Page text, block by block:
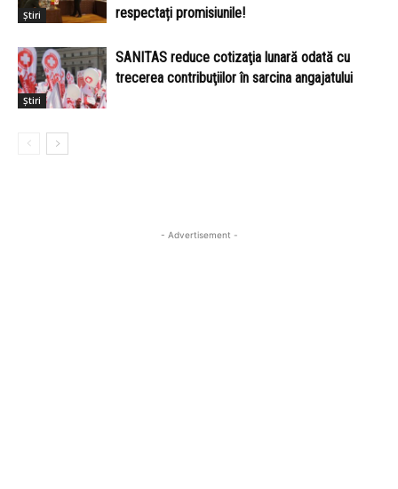
Știri
respectați promisiunile!
Știri
SANITAS reduce cotizaţia lunară odată cu
trecerea contribuţiilor în sarcina angajatului
- Advertisement -